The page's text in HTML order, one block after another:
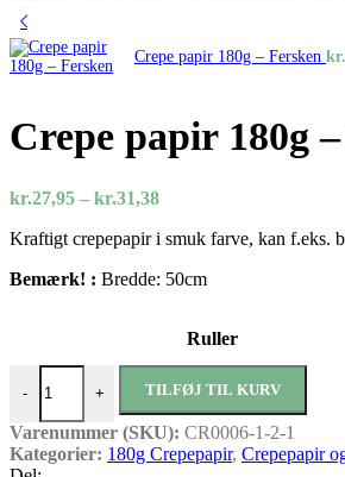
Crepe papir 180g – Fersken kr.
Crepe papir 180g
kr.27,95 – kr.31,38Prisinterval:
til
Kraftigt crepepapir i smuk farve, kan f.eks.
Bemærk! : Bredde: 50cm
Ruller
-
Crepe papir 180g – Lys Fersken antal
+ TILFØJ TIL KURV
Varenummer (SKU): CR0006-1-2-1
Kategorier: 180g Crepepapir, Crepepapir